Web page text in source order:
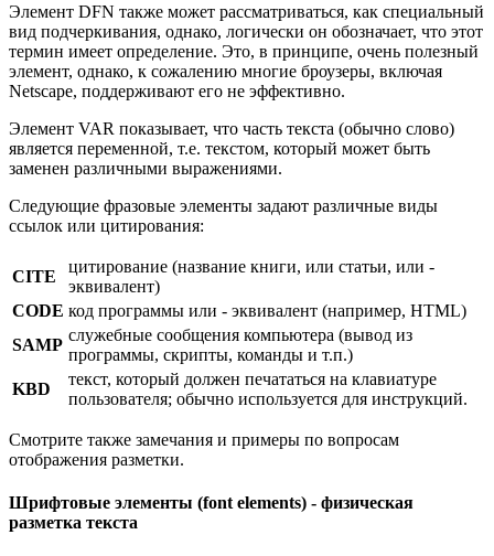
Элемент DFN также может рассматриваться, как специальный
вид подчеркивания, однако, логически он обозначает, что этот
термин имеет определение. Это, в принципе, очень полезный
элемент, однако, к сожалению многие броузеры, включая
Netscape, поддерживают его не эффективно.
Элемент VAR показывает, что часть текста (обычно слово)
является переменной, т.е. текстом, который может быть
заменен различными выражениями.
Следующие фразовые элементы задают различные виды
ссылок или цитирования:
CITE
цитирование (название книги, или статьи, или -
эквивалент)
CODE код программы или - эквивалент (например, HTML)
SAMP
служебные сообщения компьютера (вывод из
программы, скрипты, команды и т.п.)
KBD
текст, который должен печататься на клавиатуре
пользователя; обычно используется для инструкций.
Смотрите также замечания и примеры по вопросам
отображения разметки.
Шрифтовые элементы (font elements) - физическая
разметка текста